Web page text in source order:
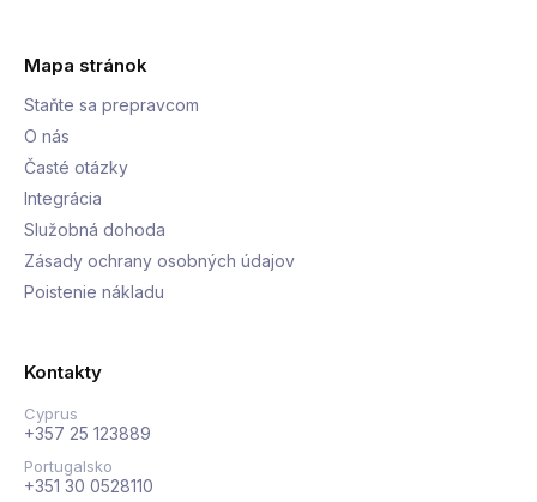
Mapa stránok
Staňte sa prepravcom
O nás
Časté otázky
Integrácia
Služobná dohoda
Zásady ochrany osobných údajov
Poistenie nákladu
Kontakty
Cyprus
+357 25 123889
Portugalsko
+351 30 0528110